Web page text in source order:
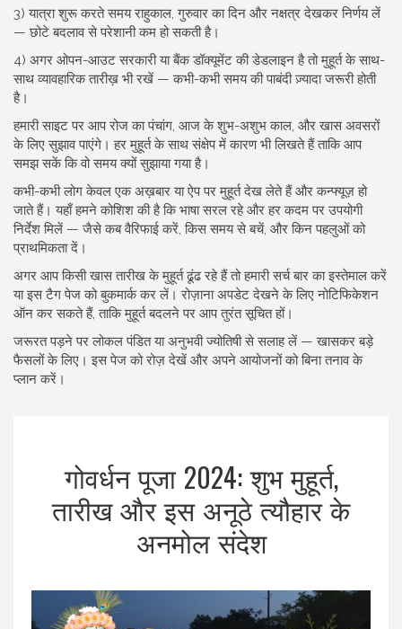
3) यात्रा शुरू करते समय राहुकाल, गुरुवार का दिन और नक्षत्र देखकर निर्णय लें
— छोटे बदलाव से परेशानी कम हो सकती है।
4) अगर ओपन-आउट सरकारी या बैंक डॉक्यूमेंट की डेडलाइन है तो मुहूर्त के साथ-
साथ व्यावहारिक तारीख़ भी रखें — कभी-कभी समय की पाबंदी ज़्यादा जरूरी होती
है।
हमारी साइट पर आप रोज का पंचांग, आज के शुभ-अशुभ काल, और खास अवसरों
के लिए सुझाव पाएंगे। हर मुहूर्त के साथ संक्षेप में कारण भी लिखते हैं ताकि आप
समझ सकें कि वो समय क्यों सुझाया गया है।
कभी-कभी लोग केवल एक अख़बार या ऐप पर मुहूर्त देख लेते हैं और कन्फ्यूज़ हो
जाते हैं। यहाँ हमने कोशिश की है कि भाषा सरल रहे और हर कदम पर उपयोगी
निर्देश मिलें — जैसे कब वैरिफाई करें, किस समय से बचें, और किन पहलुओं को
प्राथमिकता दें।
अगर आप किसी खास तारीख के मुहूर्त ढूंढ रहे हैं तो हमारी सर्च बार का इस्तेमाल करें
या इस टैग पेज को बुकमार्क कर लें। रोज़ाना अपडेट देखने के लिए नोटिफिकेशन
ऑन कर सकते हैं, ताकि मुहूर्त बदलने पर आप तुरंत सूचित हों।
जरूरत पड़ने पर लोकल पंडित या अनुभवी ज्योतिषी से सलाह लें — खासकर बड़े
फैसलों के लिए। इस पेज को रोज़ देखें और अपने आयोजनों को बिना तनाव के
प्लान करें।
गोवर्धन पूजा 2024: शुभ मुहूर्त,
तारीख और इस अनूठे त्यौहार के
अनमोल संदेश